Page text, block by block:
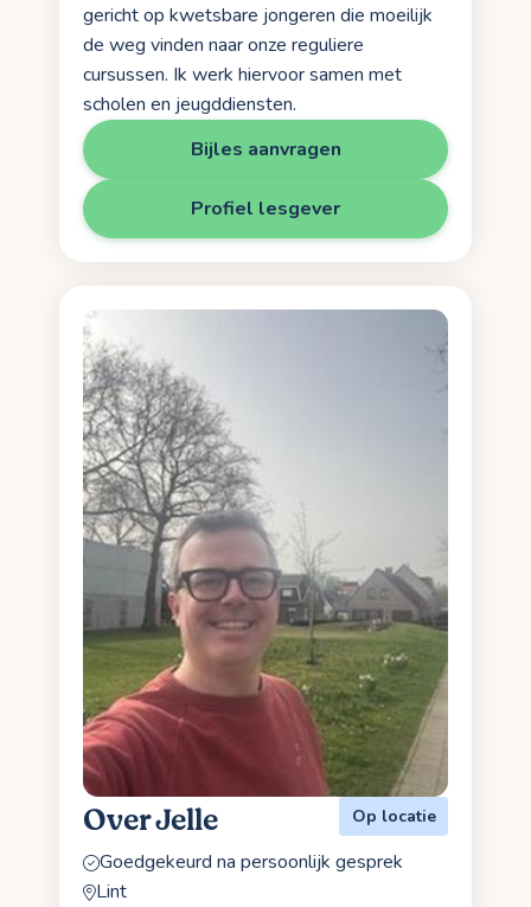
gericht op kwetsbare jongeren die moeilijk
de weg vinden naar onze reguliere
cursussen. Ik werk hiervoor samen met
scholen en jeugddiensten.
Bijles aanvragen
Profiel lesgever
Over Jelle Op locatie
Goedgekeurd na persoonlijk gesprek
Lint